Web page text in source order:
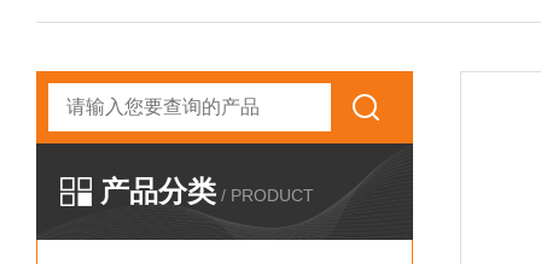
产品分类 / PRODUCT